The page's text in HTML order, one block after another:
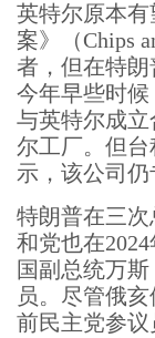
英特尔原本有
案》（Chips
者，但在特朗
今年早些时
与英特尔成
尔工厂。但
示，该公司仍
特朗普在三
和党也在
国副总统万斯
员。尽管俄
前民主党参议